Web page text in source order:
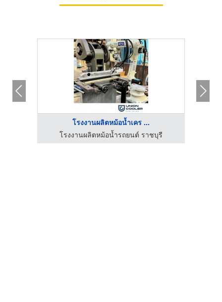
โรงงานผลิตหม้อน้ำเคร ...
โรงงานผลิตหม้อน้ำรถยนต์ ราชบุรี